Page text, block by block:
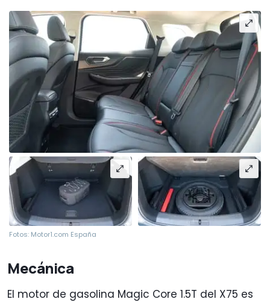
Fotos: Motor1.com España
Mecánica
El motor de gasolina Magic Core 1.5T del X75 es